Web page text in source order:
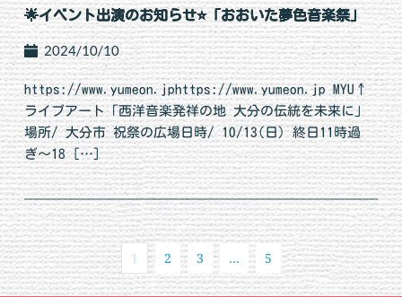
🌟イベント出演のお知らせ⭐️「おおいた夢色音楽祭」
2024/10/10
https://www.yumeon.jphttps://www.yumeon.jp MYU↑
ライブアート「西洋音楽発祥の地 大分の伝統を未来に」
場所/ 大分市 祝祭の広場日時/ 10/13(日) 終日11時過
ぎ〜18 […]
1 2 3 … 5